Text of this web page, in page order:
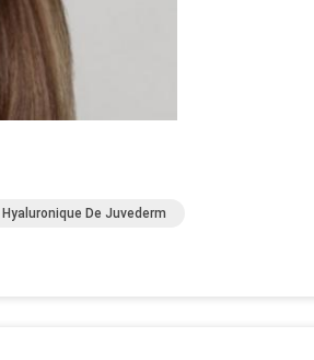
De Juvederm